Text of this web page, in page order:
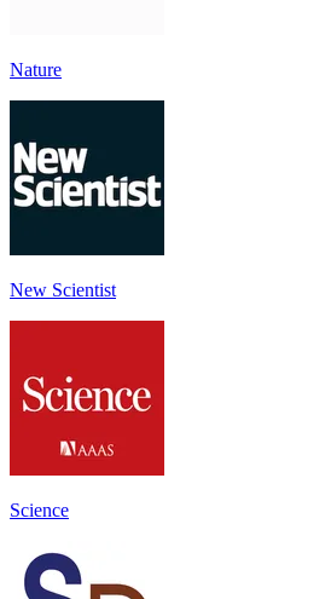
Nature
New Scientist
Science